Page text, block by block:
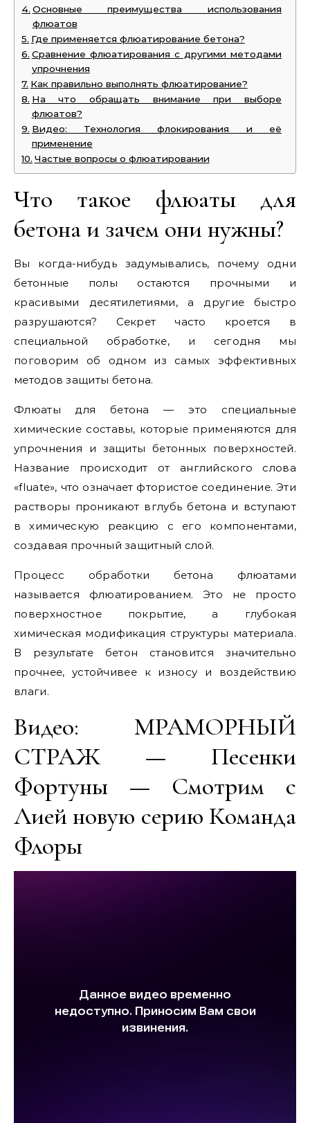
Основные преимущества использования
флюатов
Где применяется флюатирование бетона?
Сравнение флюатирования с другими методами
упрочнения
Как правильно выполнять флюатирование?
На что обращать внимание при выборе
флюатов?
Видео: Технология флокирования и её
применение
Частые вопросы о флюатировании
Что такое флюаты для
бетона и зачем они нужны?
Вы когда-нибудь задумывались, почему одни
бетонные полы остаются прочными и
красивыми десятилетиями, а другие быстро
разрушаются? Секрет часто кроется в
специальной обработке, и сегодня мы
поговорим об одном из самых эффективных
методов защиты бетона.
Флюаты для бетона — это специальные
химические составы, которые применяются для
упрочнения и защиты бетонных поверхностей.
Название происходит от английского слова
«fluate», что означает фтористое соединение. Эти
растворы проникают вглубь бетона и вступают
в химическую реакцию с его компонентами,
создавая прочный защитный слой.
Процесс обработки бетона флюатами
называется флюатированием. Это не просто
поверхностное покрытие, а глубокая
химическая модификация структуры материала.
В результате бетон становится значительно
прочнее, устойчивее к износу и воздействию
влаги.
Видео: МРАМОРНЫЙ
СТРАЖ — Песенки
Фортуны — Смотрим с
Лией новую серию Команда
Флоры